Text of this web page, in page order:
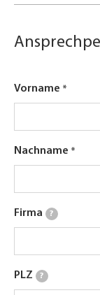
Vorname
Nachname
Firma ?
PLZ ?